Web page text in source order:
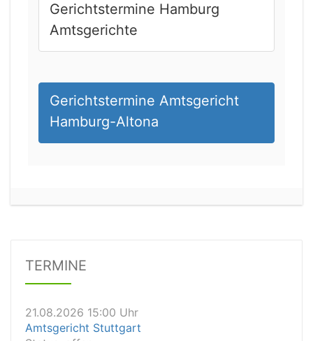
Gerichtstermine Hamburg
Amtsgerichte
Gerichtstermine Amtsgericht
Hamburg-Altona
TERMINE
Amtsgericht Unna
21.08.2026 15:00 Uhr
Amtsgericht Stuttgart
Dauer: 30